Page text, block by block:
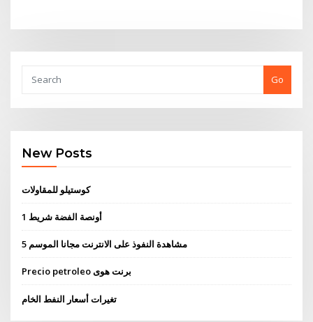
Go
New Posts
كوستيلو للمقاولات
1 أونصة الفضة شريط
مشاهدة النفوذ على الانترنت مجانا الموسم 5
Precio petroleo برنت هوى
تغيرات أسعار النفط الخام